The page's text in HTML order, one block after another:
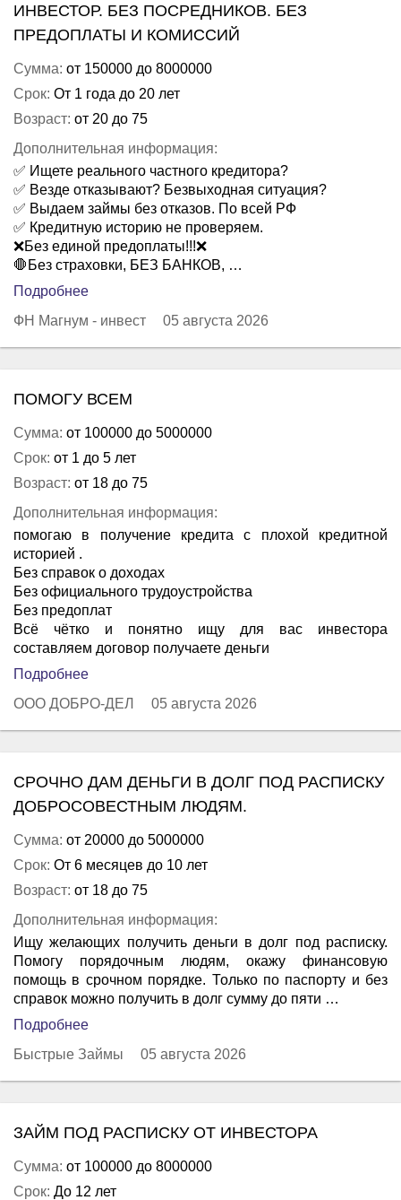
ИНВЕСТОР. БЕЗ ПОСРЕДНИКОВ. БЕЗ
ПРЕДОПЛАТЫ И КОМИССИЙ
Сумма: от 150000 до 8000000
Срок: От 1 года до 20 лет
Возраст: от 20 до 75
Дополнительная информация:
✅ Ищете реального частного кредитора?
✅ Везде отказывают? Безвыходная ситуация?
✅ Выдаем займы без отказов. По всей РФ
✅ Кредитную историю не проверяем.
❌Без единой предоплаты!!!❌
🛑Без страховки, БЕЗ БАНКОВ, …
Подробнее
ФН Магнум - инвест
05 августа 2026
ПОМОГУ ВСЕМ
Сумма: от 100000 до 5000000
Срок: от 1 до 5 лет
Возраст: от 18 до 75
Дополнительная информация:
помогаю в получение кредита с плохой кредитной
историей .
Без справок о доходах
Без официального трудоустройства
Без предоплат
Всё чётко и понятно ищу для вас инвестора
составляем договор получаете деньги
Подробнее
ООО ДОБРО-ДЕЛ
05 августа 2026
СРОЧНО ДАМ ДЕНЬГИ В ДОЛГ ПОД РАСПИСКУ
ДОБРОСОВЕСТНЫМ ЛЮДЯМ.
Сумма: от 20000 до 5000000
Срок: От 6 месяцев до 10 лет
Возраст: от 18 до 75
Дополнительная информация:
Ищу желающих получить деньги в долг под расписку.
Помогу порядочным людям, окажу финансовую
помощь в срочном порядке. Только по паспорту и без
справок можно получить в долг сумму до пяти …
Подробнее
Быстрые Займы
05 августа 2026
ЗАЙМ ПОД РАСПИСКУ ОТ ИНВЕСТОРА
Сумма: от 100000 до 8000000
Срок: До 12 лет